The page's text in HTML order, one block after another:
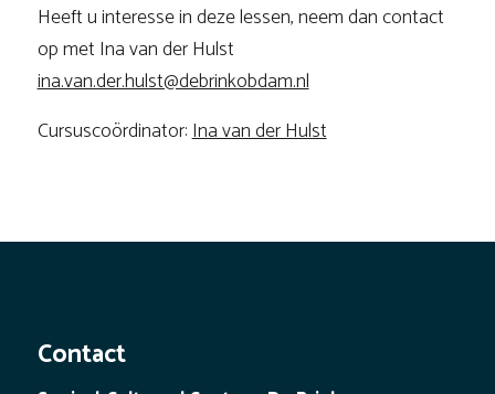
Heeft u interesse in deze lessen, neem dan contact
op met Ina van der Hulst
ina.van.der.hulst@debrinkobdam.nl
Cursuscoördinator:Ina van der Hulst
Contact